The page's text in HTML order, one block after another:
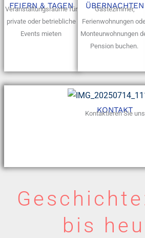
FEIERN & TAGEN
Veranstaltungsräume für
private oder betriebliche
Events mieten
ÜBERNACHTEN
Gästezimmer,
Ferienwohnungen
Monteurwohnungen
Pension buchen.
KONTAKT
Kontaktieren Sie uns
bis